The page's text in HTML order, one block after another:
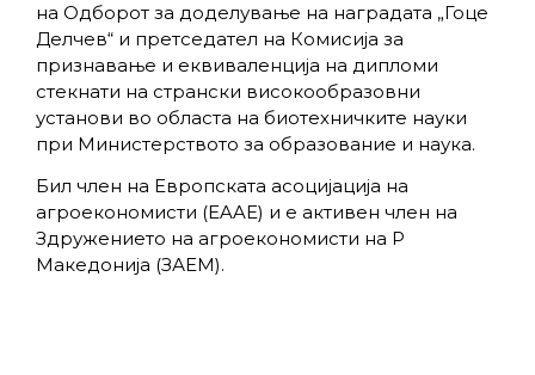
на Одборот за доделување на наградата „Гоце
Делчев“ и претседател на Комисија за
признавање и еквиваленција на дипломи
стекнати на странски високообразовни
установи во областа на биотехничките науки
при Министерството за образование и наука.
Бил член на Европската асоцијација на
агроекономисти (EAAE) и е активен член на
Здружението на агроекономисти на Р
Македонија (ЗАЕМ).